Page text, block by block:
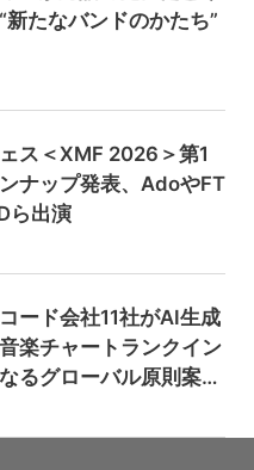
新たなバンドのかたち”
ス＜XMF 2026＞第1
ナップ発表、AdoやFT
ら出演
ード会社11社がAI生成
楽チャートランクイン
るグローバル原則案を
統一的な枠組みを提案